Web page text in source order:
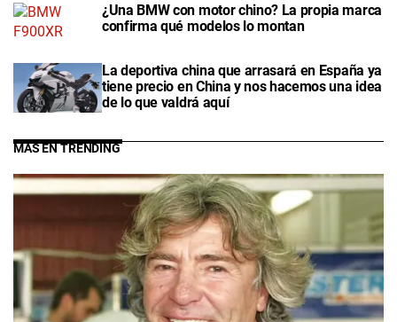
¿Una BMW con motor chino? La propia marca
confirma qué modelos lo montan
La deportiva china que arrasará en España ya
tiene precio en China y nos hacemos una idea
de lo que valdrá aquí
MÁS EN TRENDING